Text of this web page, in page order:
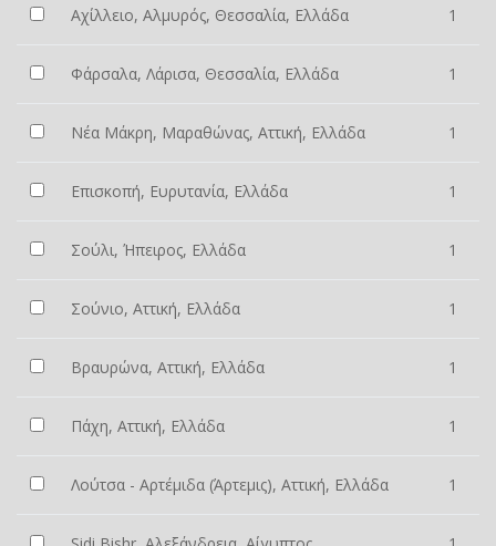
Αχίλλειο, Αλμυρός, Θεσσαλία, Ελλάδα 1
Φάρσαλα, Λάρισα, Θεσσαλία, Ελλάδα 1
Νέα Μάκρη, Μαραθώνας, Αττική, Ελλάδα 1
Επισκοπή, Ευρυτανία, Ελλάδα 1
Σούλι, Ήπειρος, Ελλάδα 1
Σούνιο, Αττική, Ελλάδα 1
Βραυρώνα, Αττική, Ελλάδα 1
Πάχη, Αττική, Ελλάδα 1
Λούτσα - Αρτέμιδα (Άρτεμις), Αττική, Ελλάδα 1